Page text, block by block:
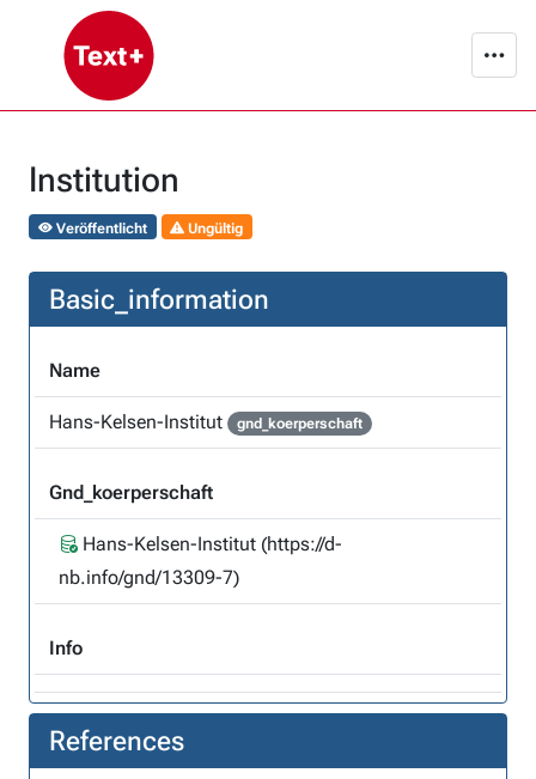
Institution
Veröffentlicht Ungültig
Basic_information
Name
Hans-Kelsen-Institut gnd_koerperschaft
Gnd_koerperschaft
Hans-Kelsen-Institut (https://d-
nb.info/gnd/13309-7)
Info
References